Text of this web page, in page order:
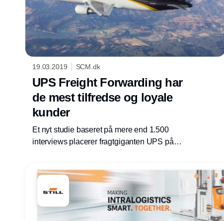
19.03.2019 SCM.dk
UPS Freight Forwarding har
de mest tilfredse og loyale
kunder
Et nyt studie baseret på mere end 1.500
interviews placerer fragtgiganten UPS på
vigtige parametre.